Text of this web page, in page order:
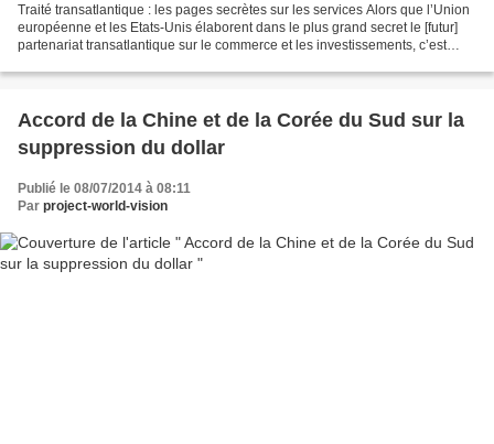
Traité transatlantique : les pages secrètes sur les services Alors que l’Union
européenne et les Etats-Unis élaborent dans le plus grand secret le [futur]
partenariat transatlantique sur le commerce et les investissements, c’est
Accord de la Chine et de la Corée du Sud sur la
suppression du dollar
Publié le 08/07/2014 à 08:11
Par project-world-vision